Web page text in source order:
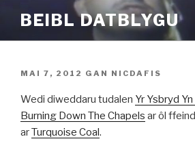
cynnwys
BEIBL DATBLYGU
COFNODWYD
MAI 7, 2012 GAN NICDAFIS
Wedi diweddaru tudalen Yr Ysbryd
Burning Down The Chapels ar ôl
arTurquoise Coal.